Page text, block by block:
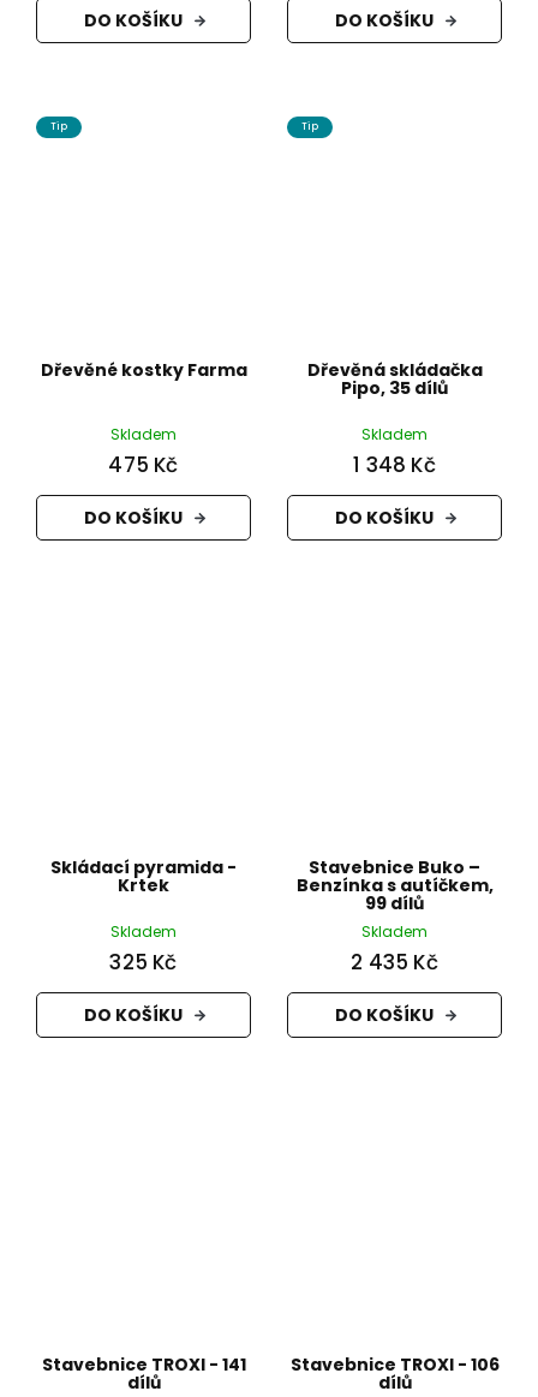
DO KOŠÍKU DO KOŠÍKU
Tip
Dřevěné kostky Farma
Skladem
475 Kč
DO KOŠÍKU
Tip
Dřevěná skládačka
Pipo, 35 dílů
Skladem
1 348 Kč
DO KOŠÍKU
Skládací pyramida -
Krtek
Skladem
325 Kč
DO KOŠÍKU
Stavebnice Buko –
Benzínka s autíčkem,
99 dílů
Skladem
2 435 Kč
DO KOŠÍKU
Stavebnice TROXI - 141
dílů
Stavebnice TROXI - 106
dílů